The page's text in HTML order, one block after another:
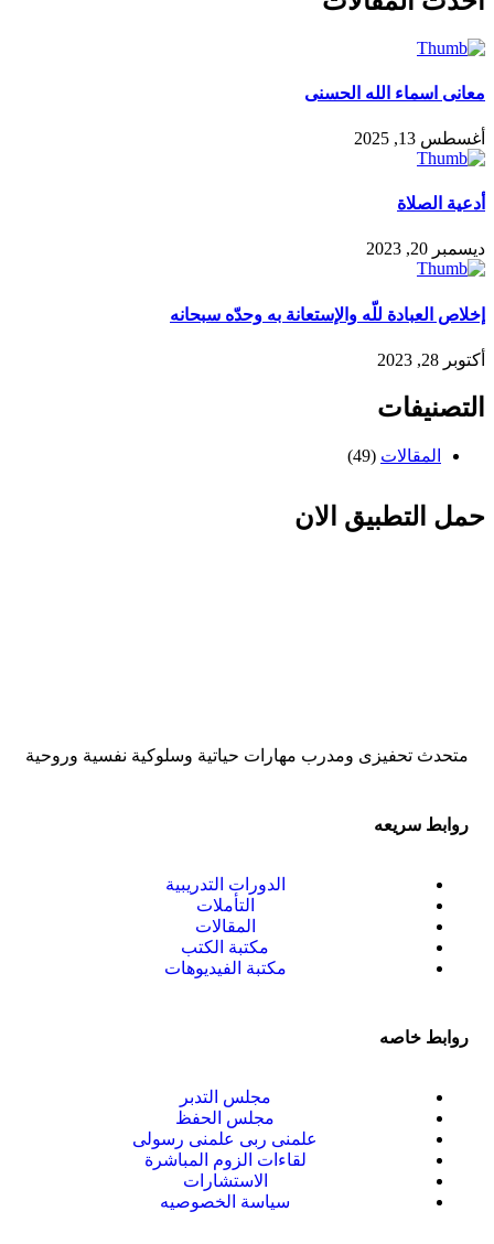
معانى اسماء الله الحسنى
أغسطس 13, 2025
أدعية الصلاة
ديسمبر 20, 2023
إخلاص العبادة للّه والإستعانة به وحدّه سبحانه
أكتوبر 28, 2023
التصنيفات
المقالات (49)
حمل التطبيق الان
متحدث تحفيزى ومدرب مهارات حياتية وسلوكية نفسية وروحية
روابط سريعه
الدورات التدريبية
التأملات
المقالات
مكتبة الكتب
مكتبة الفيديوهات
روابط خاصه
مجلس التدبر
مجلس الحفظ
علمنى ربى علمنى رسولى
لقاءات الزوم المباشرة
الاستشارات
سياسة الخصوصيه